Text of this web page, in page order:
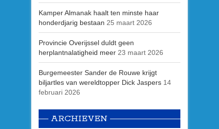
Kamper Almanak haalt ten minste haar
honderdjarig bestaan 25 maart 2026
Provincie Overijssel duldt geen
herplantnalatigheid meer 23 maart 2026
Burgemeester Sander de Rouwe krijgt
biljartles van wereldtopper Dick Jaspers 14
februari 2026
ARCHIEVEN